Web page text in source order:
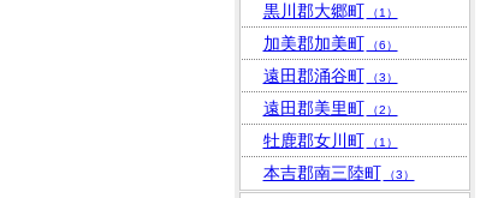
黒川郡大郷町 （1）
加美郡加美町 （6）
遠田郡涌谷町 （3）
遠田郡美里町 （2）
牡鹿郡女川町 （1）
本吉郡南三陸町 （3）